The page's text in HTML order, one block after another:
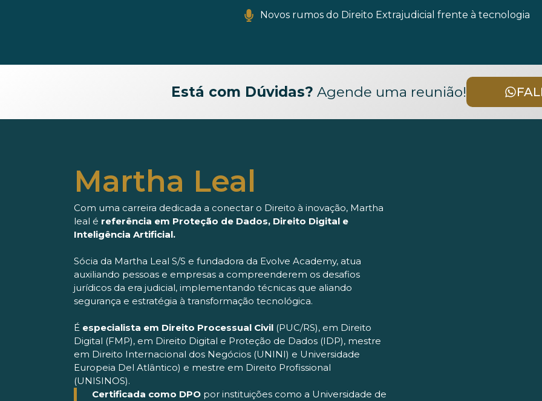
Novos rumos do Direito Extrajudicial frente à tecnologia
Está com Dúvidas? Agende uma reunião!
Martha Leal
Com uma carreira dedicada a conectar o Direito à inovação, Martha
leal é referência em Proteção de Dados, Direito Digital e
Inteligência Artificial.
Sócia da Martha Leal S/S e fundadora da Evolve Academy, atua
auxiliando pessoas e empresas a compreenderem os desafios
jurídicos da era judicial, implementando técnicas que aliando
segurança e estratégia à transformação tecnológica.
É especialista em Direito Processual Civil (PUC/RS), em Direito
Digital (FMP), em Direito Digital e Proteção de Dados (IDP), mestre
em Direito Internacional dos Negócios (UNINI) e Universidade
Europeia Del Atlântico) e mestre em Direito Profissional
(UNISINOS).
Certificada como DPO por instituições como a Universidade de